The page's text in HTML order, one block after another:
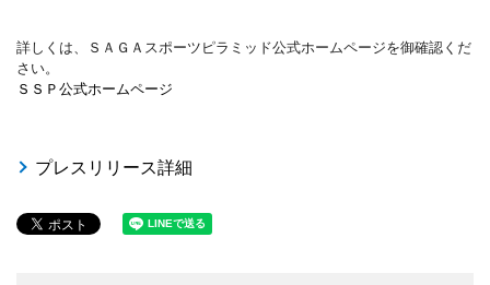
詳しくは、ＳＡＧＡスポーツピラミッド公式ホームページを御確認くだ
さい。
ＳＳＰ公式ホームページ
プレスリリース詳細